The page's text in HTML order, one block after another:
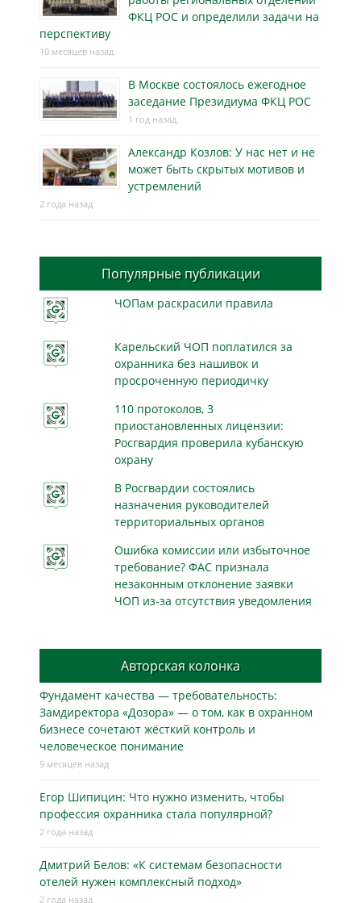
ФКЦ РОС и определили задачи на
перспективу
10 месяцев назад
В Москве состоялось ежегодное
заседание Президиума ФКЦ РОС
1 год назад
Александр Козлов: У нас нет и не
может быть скрытых мотивов и
устремлений
2 года назад
Популярные публикации
ЧОПам раскрасили правила
Карельский ЧОП поплатился за
охранника без нашивок и
просроченную периодичку
110 протоколов, 3
приостановленных лицензии:
Росгвардия проверила кубанскую
охрану
В Росгвардии состоялись
назначения руководителей
территориальных органов
Ошибка комиссии или избыточное
требование? ФАС признала
незаконным отклонение заявки
ЧОП из-за отсутствия уведомления
Авторская колонка
Фундамент качества — требовательность:
Замдиректора «Дозора» — о том, как в охранном
бизнесe сочетают жёсткий контроль и
человеческое понимание
9 месяцев назад
Егор Шипицин: Что нужно изменить, чтобы
профессия охранника стала популярной?
2 года назад
Дмитрий Белов: «К системам безопасности
отелей нужен комплексный подход»
2 года назад